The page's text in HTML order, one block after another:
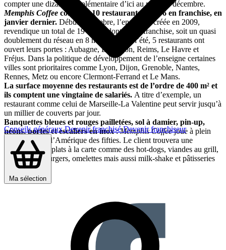
Conseils générauxDevenir franchiséDevenir franchiseur
Ma sélection
compter une dizaine supplémentaire d’ici au mois de décembre.
Memphis Coffee comptait 10 restaurants, dont 6 en franchise, en
janvier dernier. Début septembre, l’enseigne, créée en 2009,
revendique un total de 19 unités dont 15 en franchise, soit un quasi
doublement du réseau en 8 mois. Durant l’été, 5 restaurants ont
ouvert leurs portes : Aubagne, Besançon, Reims, Le Havre et
Fréjus. Dans la politique de développement de l’enseigne certaines
villes sont prioritaires comme Lyon, Dijon, Grenoble, Nantes,
Rennes, Metz ou encore Clermont-Ferrand et Le Mans.
La surface moyenne des restaurants est de l’ordre de 400 m² et
ils comptent une vingtaine de salariés. A titre d’exemple, un
restaurant comme celui de Marseille-La Valentine peut servir jusqu’à
un millier de couverts par jour.
Banquettes bleues et rouges pailletées, sol à damier, pin-up,
néons, portes et escaliers en inox:Memphis Coffeejoue à plein
l’ambiance de l’Amérique des fifties. Le client trouvera une
soixantaine de plats à la carte comme des hot-dogs, viandes au grill,
tartares, hamburgers, omelettes mais aussi milk-shake et pâtisseries
américaines.
Partager sur :